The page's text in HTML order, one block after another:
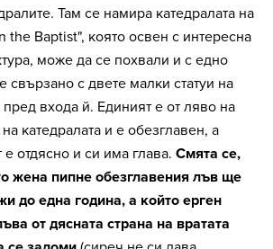
Там се намира катедралата на
the Baptist", която освен с интересна
може да се похвали и с едно
свързано с двете малки статуи на
входа й. Единият е от ляво на
на катедралата и е обезглавен, а
е отдясно и си има глава. Смята се,
жена пипне обезглавения лъв ще
до една година, а който ерген
от дясната страна на вратата